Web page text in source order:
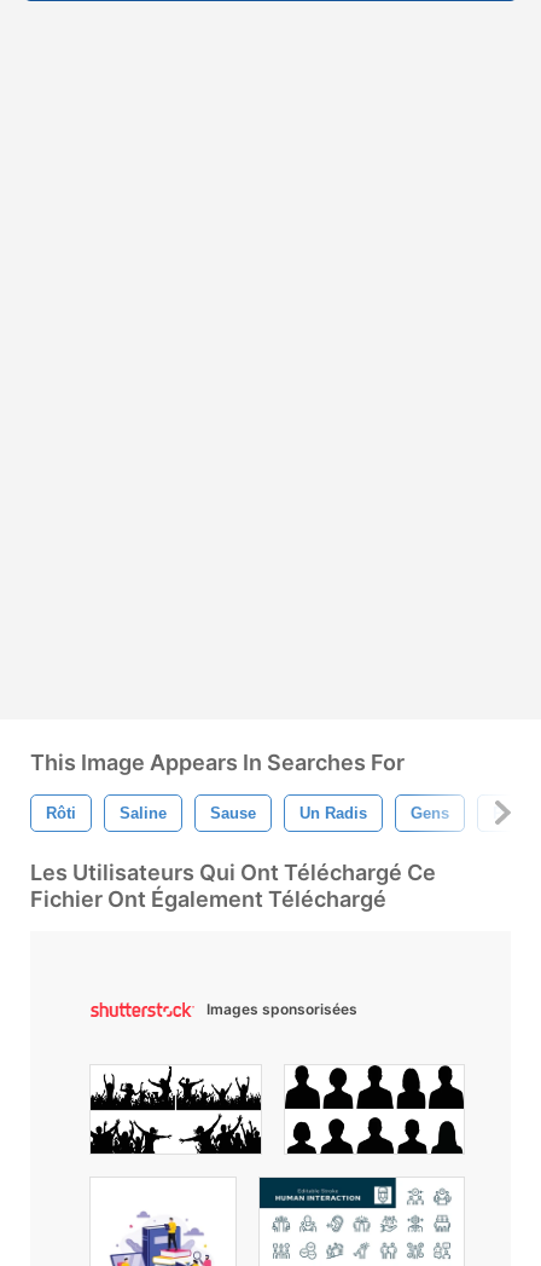
This Image Appears In Searches For
Rôti Saline Sause Un Radis Gens Piquer
Les Utilisateurs Qui Ont Téléchargé Ce
Fichier Ont Également Téléchargé
Images sponsorisées